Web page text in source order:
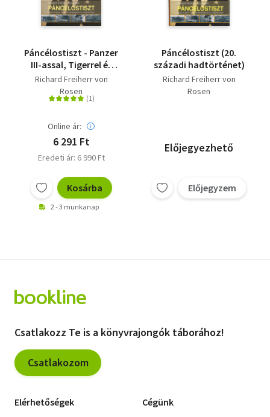
Páncélostiszt - Panzer
III-assal, Tigerrel és
Königstigerrel a II.
világháborúban
Richard Freiherr von
Rosen
Online ár:
6 291 Ft
Eredeti ár: 6 990 Ft
Kosárba
2 - 3 munkanap
Páncélostiszt (20.
századi hadtörténet)
Richard Freiherr von
Rosen
Előjegyezhető
Előjegyzem
Csatlakozz Te is a könyvrajongók táborához!
Csatlakozom
Elérhetőségek Cégünk